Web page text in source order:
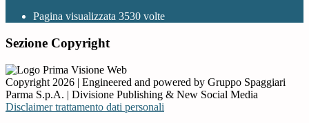
Pagina visualizzata 3530 volte
Sezione Copyright
Copyright 2026 | Engineered and powered by Gruppo Spaggiari
Parma S.p.A. | Divisione Publishing & New Social Media
Disclaimer trattamento dati personali